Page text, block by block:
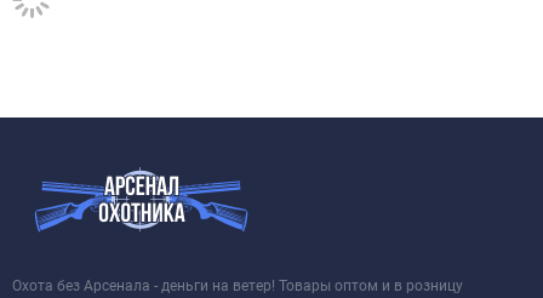
Охота без Арсенала - деньги на ветер! Товары оптом и в розницу